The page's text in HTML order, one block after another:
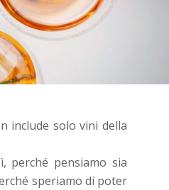
include solo vini della
perché pensiamo sia
speriamo di poter